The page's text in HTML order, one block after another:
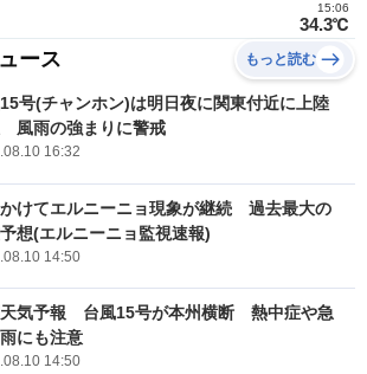
34.3℃
15:06
ース もっと読む
号(チャンホン)は明日夜に関東付近に上陸
風雨の強まりに警戒
16:32
けてエルニーニョ現象が継続 過去最大の
想(エルニーニョ監視速報)
14:50
気予報 台風15号が本州横断 熱中症や急
にも注意
14:50